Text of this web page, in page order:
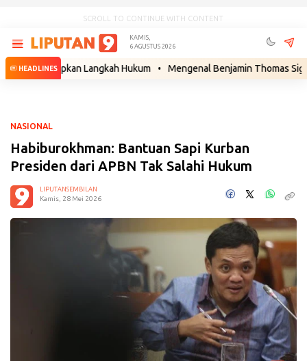
SCROLL TO CONTINUE WITH CONTENT
KAMIS,
6 AGUSTUS 2026
HEADLINES
Siapkan Langkah Hukum • Mengenal Benjamin Thomas Sigar,
NASIONAL
Habiburokhman: Bantuan Sapi Kurban
Presiden dari APBN Tak Salahi Hukum
LIPUTANSEMBILAN
Kamis, 28 Mei 2026